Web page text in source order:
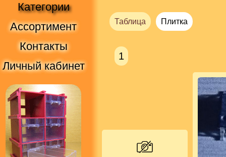
Категории
Ассортимент
Контакты
Личный кабинет
Таблица Плитка
1